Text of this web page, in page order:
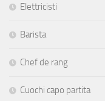
Elettricisti
Barista
Chef de rang
Cuochi capo partita